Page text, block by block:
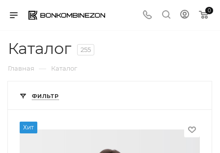
0
Каталог 255
Главная — Каталог
ФИЛЬТР
Хит